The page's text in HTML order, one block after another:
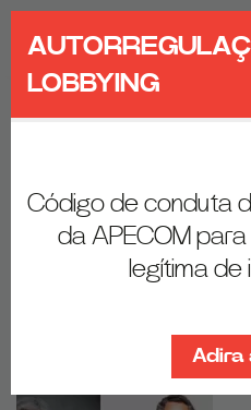
pesquisa
sustentabilidade":1
LOBBYING
Código de conduta
da APECOM
legítima de
Adira